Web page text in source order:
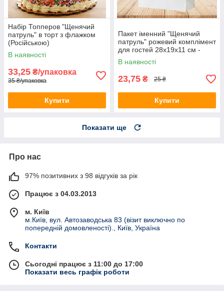
Набір Топперов "Щенячий
патруль" в торт з флажком
(Російською)
В наявності
33,25 ₴/упаковка
35 ₴/упаковка
Купити
Пакет іменний "Щенячий
патруль" рожевий комплімент
для гостей 28х19х11 см -
Російською
В наявності
23,75 ₴ 25 ₴
Купити
Показати ще
Про нас
97% позитивних з 98 відгуків за рік
Працює з 04.03.2013
м. Київ
м.Київ, вул. Автозаводська 83 (візит виключно по
попередній домовленості)., Київ, Україна
Контакти
Сьогодні працює з 11:00 до 17:00
Показати весь графік роботи